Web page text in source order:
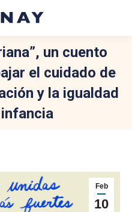
un cuento
el cuidado de
y la igualdad
Feb
10